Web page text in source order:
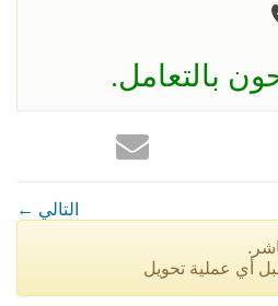
← التالي
أي عملية تحويل